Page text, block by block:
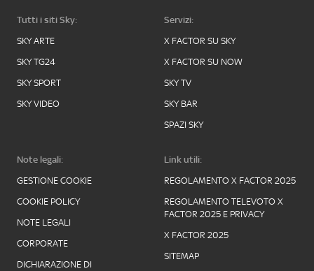
Tutti i siti Sky:
SKY ARTE
SKY TG24
SKY SPORT
SKY VIDEO
Servizi:
X FACTOR SU SKY
X FACTOR SU NOW
SKY TV
SKY BAR
SPAZI SKY
Note legali:
GESTIONE COOKIE
COOKIE POLICY
NOTE LEGALI
CORPORATE
DICHIARAZIONE DI
Link utili:
REGOLAMENTO X FACTOR 2025
REGOLAMENTO TELEVOTO X
FACTOR 2025 E PRIVACY
X FACTOR 2025
SITEMAP